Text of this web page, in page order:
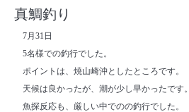
真鯛釣り
7月31日
5名様での釣行でした。
ポイントは、焼山崎沖としたところです。
天候は良かったが、潮が少し早かったです。
魚探反応も、厳しい中でのの釣行でした。